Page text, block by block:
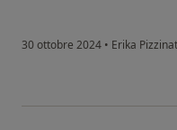
30 ottobre 2024 • Erika